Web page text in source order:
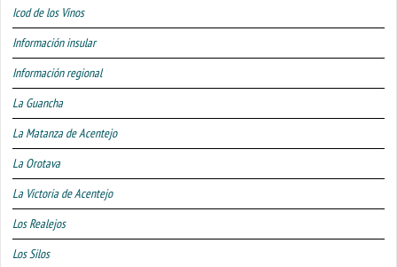
Icod de los Vinos
Información insular
Información regional
La Guancha
La Matanza de Acentejo
La Orotava
La Victoria de Acentejo
Los Realejos
Los Silos